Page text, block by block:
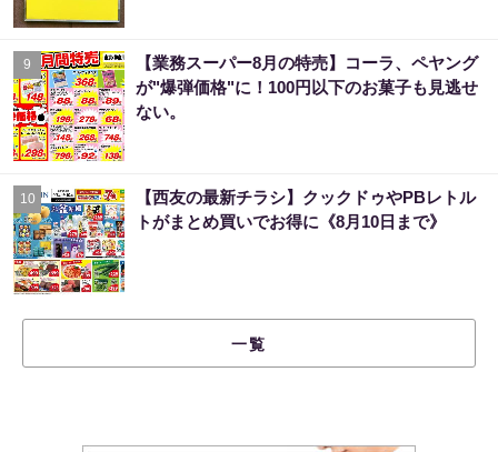
9
【業務スーパー8月の特売】コーラ、ペヤング
が"爆弾価格"に！100円以下のお菓子も見逃せ
ない。
10
【西友の最新チラシ】クックドゥやPBレトル
トがまとめ買いでお得に《8月10日まで》
一覧